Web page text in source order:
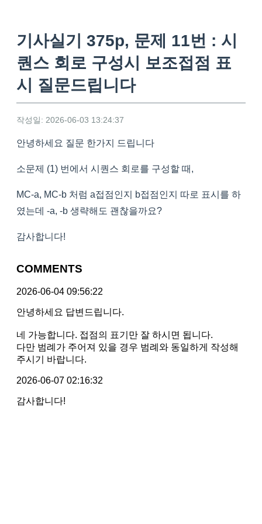
기사실기 375p, 문제 11번 : 시
퀀스 회로 구성시 보조접점 표
시 질문드립니다
작성일: 2026-06-03 13:24:37
안녕하세요 질문 한가지 드립니다
소문제 (1) 번에서 시퀀스 회로를 구성할 때,
MC-a, MC-b 처럼 a접점인지 b접점인지 따로 표시를 하
였는데 -a, -b 생략해도 괜찮을까요?
감사합니다!
COMMENTS
2026-06-04 09:56:22
안녕하세요 답변드립니다.
네 가능합니다. 접점의 표기만 잘 하시면 됩니다.
다만 범례가 주어져 있을 경우 범례와 동일하게 작성해
주시기 바랍니다.
2026-06-07 02:16:32
감사합니다!